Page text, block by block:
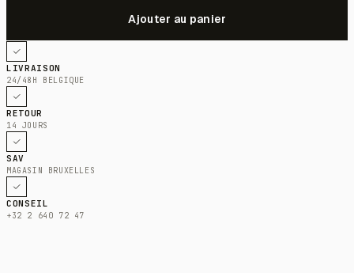
LIVRAISON
24/48H BELGIQUE
RETOUR
14 JOURS
SAV
MAGASIN BRUXELLES
CONSEIL
+32 2 640 72 47